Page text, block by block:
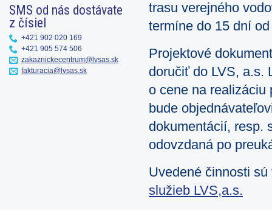
trasu verejného
termíne do 15 dní
Projektové
doručiť do LVS, a.s.
o cene na realizáciu
bude
dokumentácií, resp.
odovzdaná po
Uvedené činnosti
služieb LVS,a.s.
SMS od nás dostávate
z čísiel
+421 902 020 169
+421 905 574 506
zakaznickecentrum@lvsas.sk
fakturacia@lvsas.sk